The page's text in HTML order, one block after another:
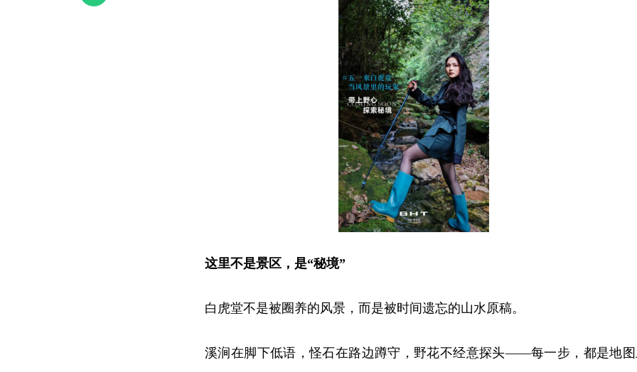
这里不是景区，是“秘境”
白虎堂不是被圈养的风景，而是被时间遗忘的山水原稿。
溪涧在脚下低语，怪石在路边蹲守，野花不经意探头——每一步，都是地